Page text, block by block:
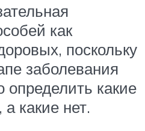
как
поскольку
заболевания
какие
какие нет.